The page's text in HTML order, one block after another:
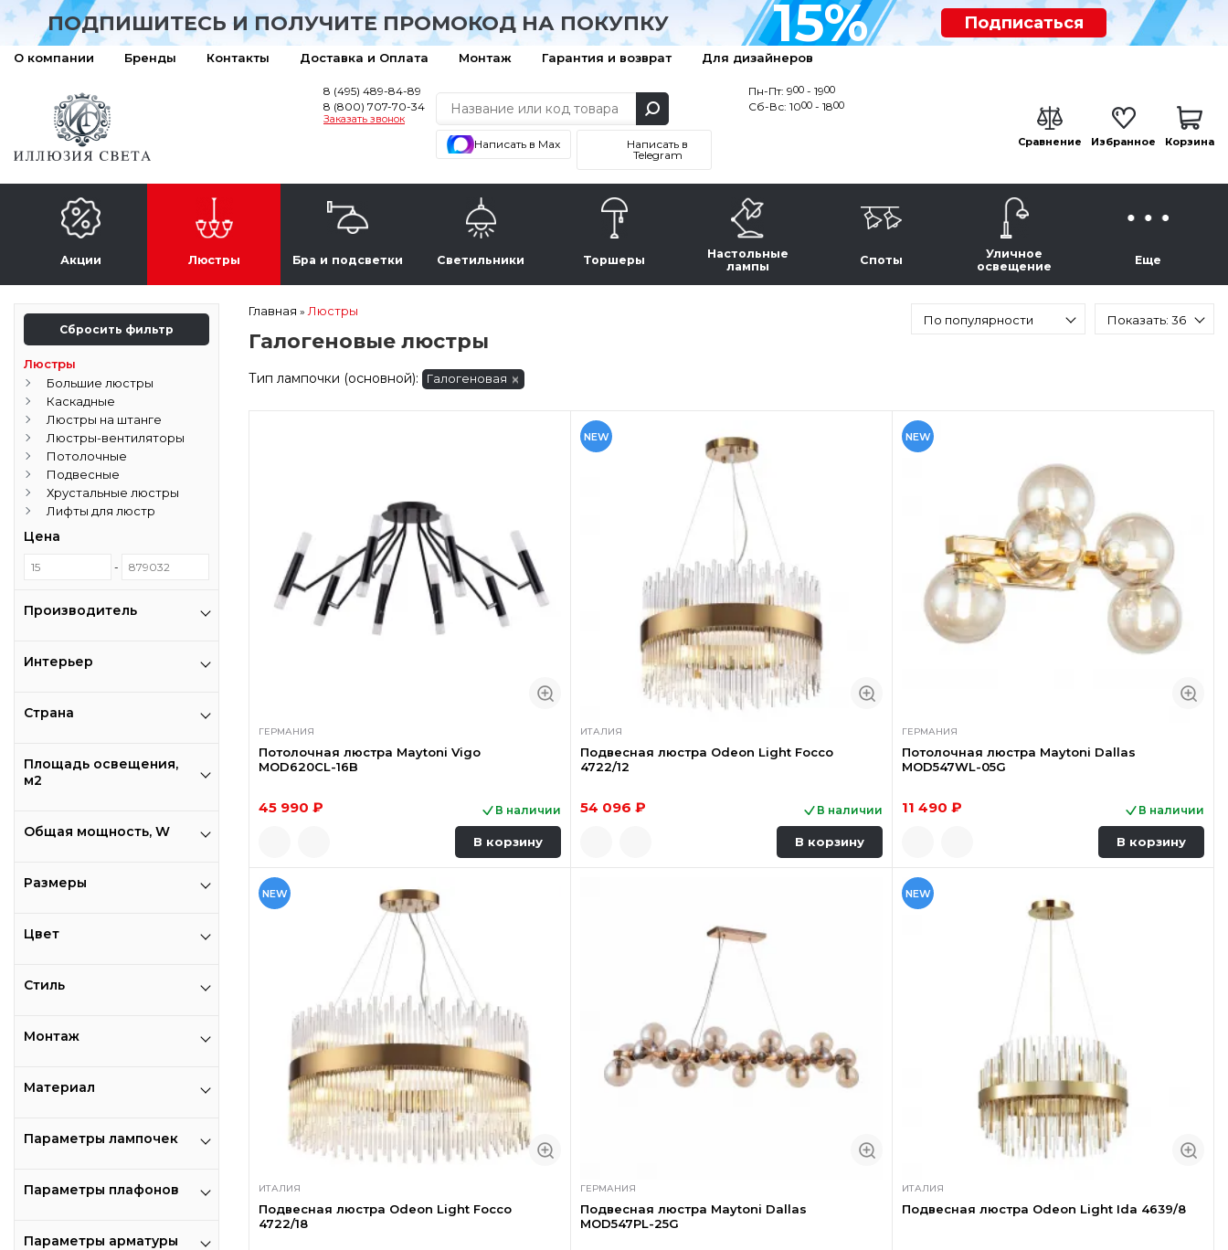
ПОДПИШИТЕСЬ И ПОЛУЧИТЕ ПРОМОКОД НА ПОКУПКУ 15% Подписаться
О компании Бренды Контакты Доставка и Оплата Монтаж Гарантия и возврат Для дизайнеров
8 (495) 489-84-89
8 (800) 707-70-34
Заказать звонок
Написать в Max
Написать в
Telegram
Пн-Пт: 900 - 1900
Сб-Вс: 1000 - 1800
Сравнение Избранное Корзина
Акции Люстры Бра и подсветки Светильники Торшеры
Настольные
лампы
Споты
Уличное
освещение
Еще
Сбросить фильтр
Люстры
Большие люстры
Каскадные
Люстры на штанге
Люстры-вентиляторы
Потолочные
Подвесные
Хрустальные люстры
Лифты для люстр
Цена
-
Производитель
Интерьер
Страна
Площадь освещения,
м2
Общая мощность, W
Размеры
Цвет
Стиль
Монтаж
Материал
Параметры лампочек
Параметры плафонов
Параметры арматуры
Главная »Люстры
Галогеновые люстры
По популярности Показать: 36
Тип лампочки (основной): Галогеновая
ГЕРМАНИЯ
Потолочная люстра Maytoni Vigo
MOD620CL-16B
45 990 ₽ В наличии
В корзину
NEW
ИТАЛИЯ
Подвесная люстра Odeon Light Focco
4722/12
54 096 ₽ В наличии
В корзину
NEW
ГЕРМАНИЯ
Потолочная люстра Maytoni Dallas
MOD547WL-05G
11 490 ₽ В наличии
В корзину
NEW
ИТАЛИЯ
Подвесная люстра Odeon Light Focco
4722/18
ГЕРМАНИЯ
Подвесная люстра Maytoni Dallas
MOD547PL-25G
NEW
ИТАЛИЯ
Подвесная люстра Odeon Light Ida 4639/8